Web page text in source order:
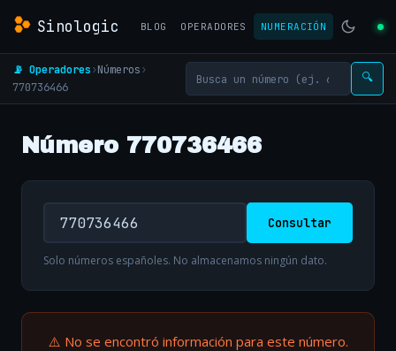
Sinologic BLOG OPERADORES NUMERACIÓN
📡 Operadores›Números›
770736466
🔍
Número 770736466
Consultar
Solo números españoles. No almacenamos ningún dato.
⚠️ No se encontró información para este número.